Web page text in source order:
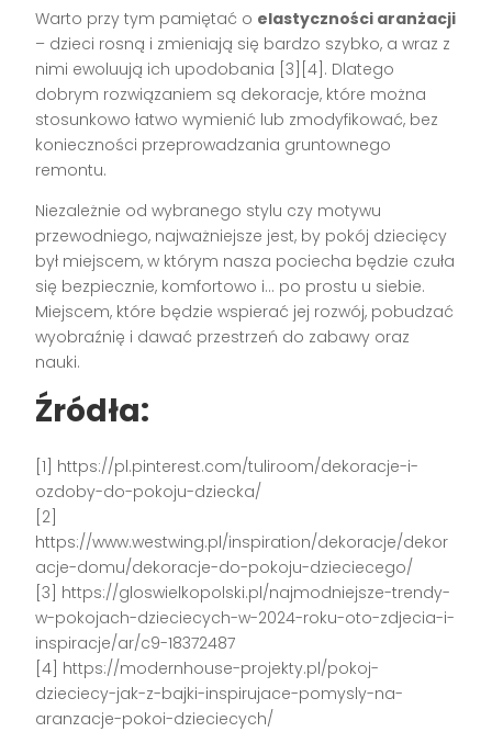
Warto przy tym pamiętać o elastyczności aranżacji
– dzieci rosną i zmieniają się bardzo szybko, a wraz z
nimi ewoluują ich upodobania [3][4]. Dlatego
dobrym rozwiązaniem są dekoracje, które można
stosunkowo łatwo wymienić lub zmodyfikować, bez
konieczności przeprowadzania gruntownego
remontu.
Niezależnie od wybranego stylu czy motywu
przewodniego, najważniejsze jest, by pokój dziecięcy
był miejscem, w którym nasza pociecha będzie czuła
się bezpiecznie, komfortowo i… po prostu u siebie.
Miejscem, które będzie wspierać jej rozwój, pobudzać
wyobraźnię i dawać przestrzeń do zabawy oraz
nauki.
Źródła:
[1] https://pl.pinterest.com/tuliroom/dekoracje-i-
ozdoby-do-pokoju-dziecka/
[2]
https://www.westwing.pl/inspiration/dekoracje/dekor
acje-domu/dekoracje-do-pokoju-dzieciecego/
[3] https://gloswielkopolski.pl/najmodniejsze-trendy-
w-pokojach-dzieciecych-w-2024-roku-oto-zdjecia-i-
inspiracje/ar/c9-18372487
[4] https://modernhouse-projekty.pl/pokoj-
dzieciecy-jak-z-bajki-inspirujace-pomysly-na-
aranzacje-pokoi-dzieciecych/